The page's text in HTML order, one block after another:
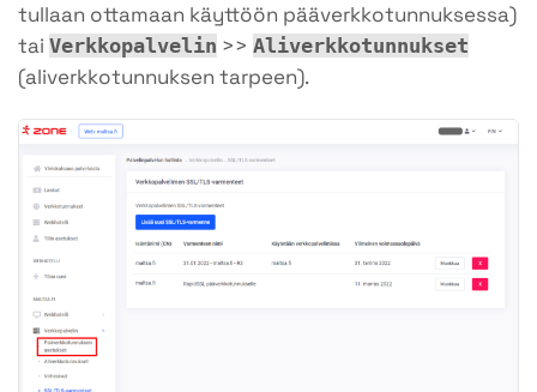
tullaan ottamaan käyttöön pääverkkotunnuksessa)
tai Verkkopalvelin >> Aliverkkotunnukset
(aliverkkotunnuksen tarpeen).